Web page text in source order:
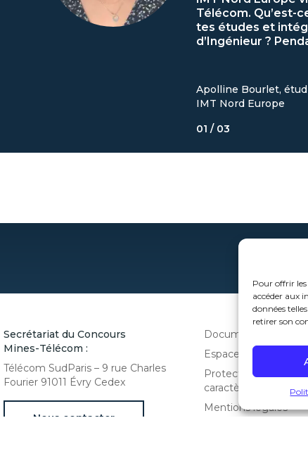
Pour offrir les
accéder aux
données
retirer son
Télécom. Qu’est-
tes études et
d’Ingénieur ?
Apolline Bourlet,
IMT Nord Europe
01 / 03
Secrétariat du Concours
Mines-Télécom :
Télécom SudParis – 9 rue Charles
Fourier 91011 Évry Cedex
Nous contacter
Documentation
Espace Presse
Protection des
caractère personnel
Mentions légales